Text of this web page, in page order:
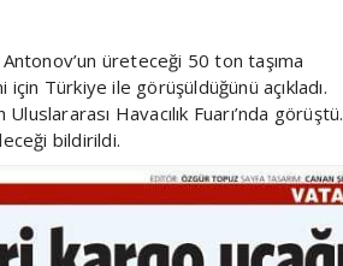
üreteceği 50 ton taşıma
Türkiye ile görüşüldüğünü açıkladı.
Havacılık Fuarı’nda görüştü.
bildirildi.